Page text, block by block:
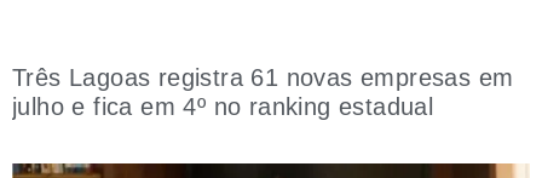
Três Lagoas registra 61 novas empresas em
julho e fica em 4º no ranking estadual